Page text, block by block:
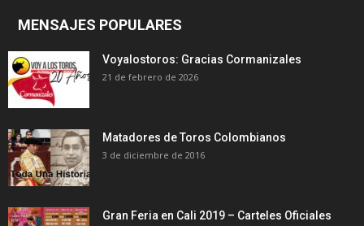
MENSAJES POPULARES
Voyalostoros: Gracias Cormanizales
21 de febrero de 2026
Matadores de Toros Colombianos
3 de diciembre de 2016
Gran Feria en Cali 2019 – Carteles Oficiales